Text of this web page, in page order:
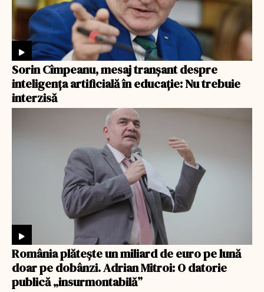
Sorin Cîmpeanu, mesaj tranșant despre
inteligența artificială în educație: Nu trebuie
interzisă
România plătește un miliard de euro pe lună
doar pe dobânzi. Adrian Mitroi: O datorie
publică „insurmontabilă”